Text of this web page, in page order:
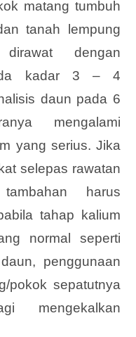
matang tumbuh
tanah lempung
dengan
kadar 3 – 4
daun pada 6
mengalami
yang serius. Jika
selepas rawatan
harus
tahap kalium
normal seperti
penggunaan
pokok sepatutnya
mengekalkan